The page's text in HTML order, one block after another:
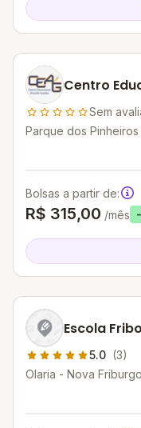
Centro
Sem
Parque dos
Bolsas a partir de:
R$ 315,00 /mês
Escola
5.0 (3)
Olaria - Nova